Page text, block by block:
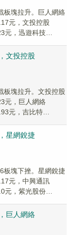
板塊拉升。巨人網絡
元，文投控股
元，迅遊科技
文投控股
板塊拉升。文投控股
元，巨人網絡
元，吉比特
星網銳捷
板塊下挫。星網銳捷
元，中興通訊
元，紫光股份
巨人網絡